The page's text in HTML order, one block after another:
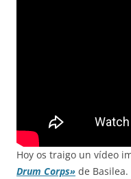
Hoy os traigo un vídeo
Drum Corps» de Basilea.